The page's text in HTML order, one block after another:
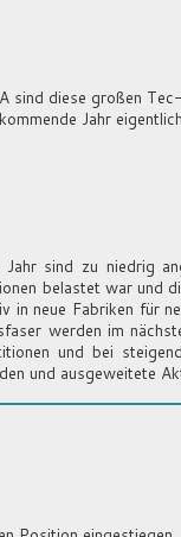
sind diese großen
Jahr
sind zu niedrig
belastet war und
in neue Fabriken für
werden im
und bei
und ausgeweitete